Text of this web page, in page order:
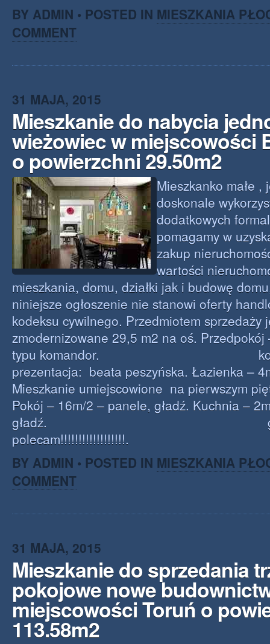
BY ADMIN • POSTED IN MIESZKANIA
COMMENT
31 MAJA, 2015
Mieszkanie do nabycia
wieżowiec w miejscowości
o powierzchni 29.50m2
Mieszkanko małe ,
doskonale
dodatkowych
pomagamy w
zakup
wartości
mieszkania, domu, działki jak i budowę
niniejsze ogłoszenie nie stanowi oferty
kodeksu cywilnego. Przedmiotem sprzedaży
zmodernizowane 29,5 m2 na oś. Przedpokój
typu komandor.
prezentacja: beata peszyńska. Łazienka –
Mieszkanie umiejscowione na pierwszym
Pokój – 16m/2 – panele, gładź. Kuchnia –
gładź.
polecam!!!!!!!!!!!!!!!!!!.
BY ADMIN • POSTED IN MIESZKANIA
COMMENT
31 MAJA, 2015
Mieszkanie do sprzedania
pokojowe nowe
miejscowości Toruń o
113.58m2